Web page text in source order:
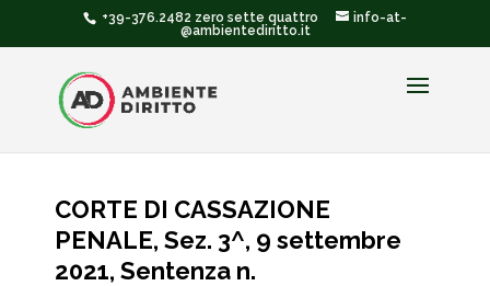
+39-376.2482 zero sette quattro
info-at-
@ambientediritto.it
CORTE DI CASSAZIONE
PENALE, Sez. 3^, 9 settembre
2021, Sentenza n.